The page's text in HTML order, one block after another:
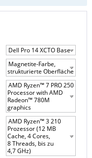
Dell Pro 14 XCTO Base
Magnetite-Farbe,
strukturierte Oberfläche
AMD Ryzen™ 7 PRO 250
Processor with AMD
Radeon™ 780M
graphics
AMD Ryzen™ 3 210
Prozessor (12 MB
Cache, 4 Cores,
8 Threads, bis zu
4,7 GHz)